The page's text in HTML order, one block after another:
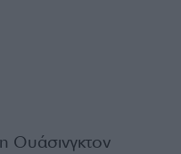
Ουάσινγκτον